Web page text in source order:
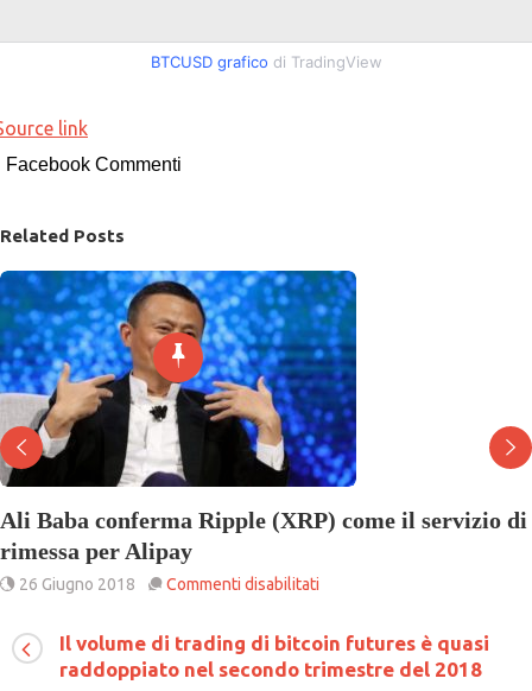
BTCUSD grafico di TradingView
link
Facebook Commenti
Related Posts
il servizio di
Cresce il prezzo di Bitcoin
20 Luglio 2018
Il volume di trading di bitcoin futures è quasi
raddoppiato nel secondo trimestre del 2018